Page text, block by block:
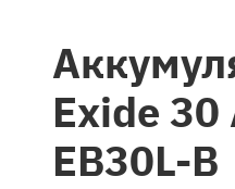
Exide 30
EB30L-B